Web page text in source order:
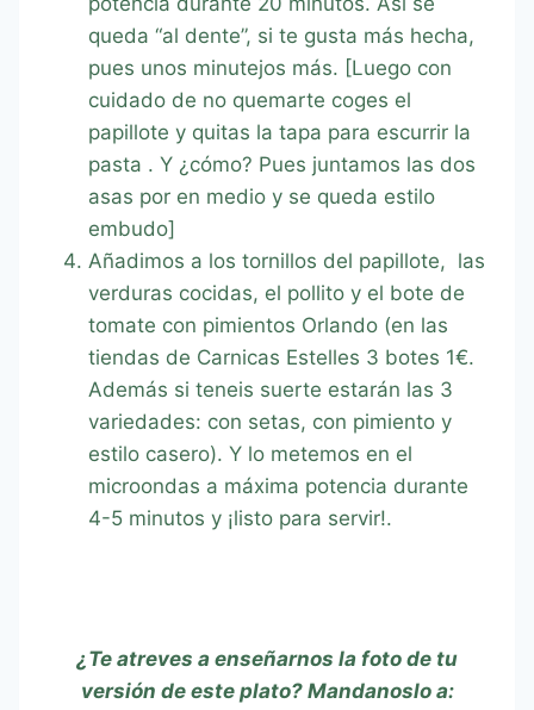
queda “al dente”, si te gusta más hecha,
pues unos minutejos más. [Luego con
cuidado de no quemarte coges el
papillote y quitas la tapa para escurrir la
pasta . Y ¿cómo? Pues juntamos las dos
asas por en medio y se queda estilo
embudo]
Añadimos a los tornillos del papillote, las
verduras cocidas, el pollito y el bote de
tomate con pimientos Orlando (en las
tiendas de Carnicas Estelles 3 botes 1€.
Además si teneis suerte estarán las 3
variedades: con setas, con pimiento y
estilo casero). Y lo metemos en el
microondas a máxima potencia durante
4-5 minutos y ¡listo para servir!.
¿Te atreves a enseñarnos la foto de tu
versión de este plato? Mandanoslo a: